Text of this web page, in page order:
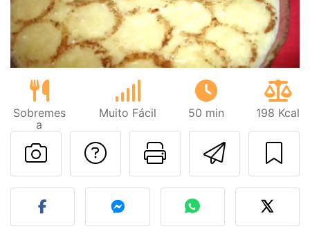
Sobremes
a
Muito Fácil 50 min 198 Kcal
Imprima
Falar com o autor
Fez esta receita?